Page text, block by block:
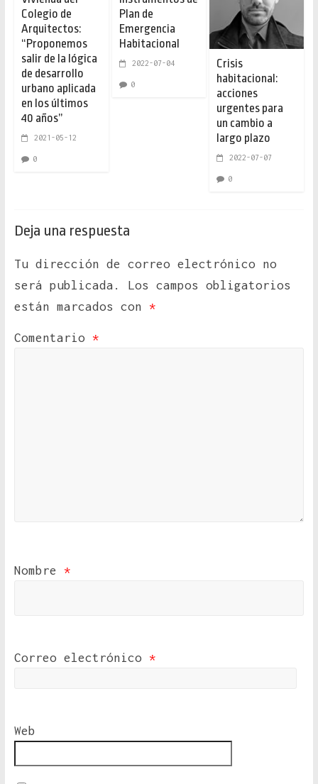
Colegio de
Arquitectos:
“Proponemos
salir de la lógica
de desarrollo
urbano aplicada
en los últimos
40 años”
2021-05-12
0
Plan de
Emergencia
Habitacional
2022-07-04
0
Crisis
habitacional:
acciones
urgentes para
un cambio a
largo plazo
2022-07-07
0
Deja una respuesta
Tu dirección de correo electrónico no
será publicada.
Los campos obligatorios
están marcados con *
Comentario *
Nombre *
Correo electrónico *
Web